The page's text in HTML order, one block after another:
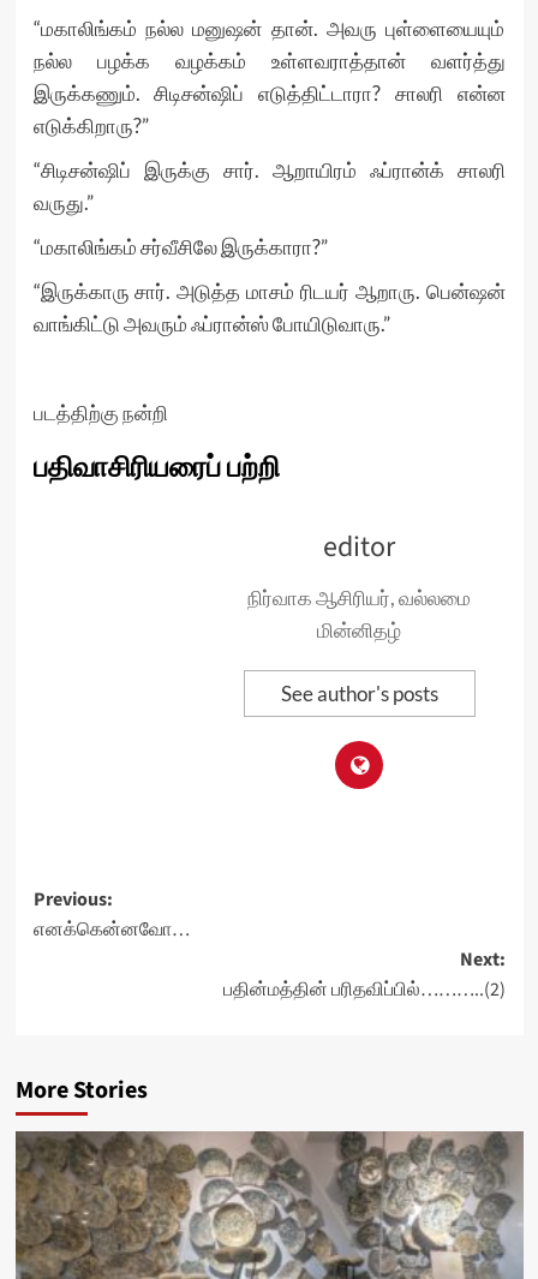
“மகாலிங்கம் நல்ல மனுஷன் தான். அவரு புள்ளையையும்
நல்ல பழக்க வழக்கம் உள்ளவராத்தான் வளர்த்து
இருக்கணும். சிடிசன்ஷிப் எடுத்திட்டாரா? சாலரி என்ன
எடுக்கிறாரு?”
“சிடிசன்ஷிப் இருக்கு சார். ஆறாயிரம் ஃப்ரான்க் சாலரி
வருது.”
“மகாலிங்கம் சர்வீசிலே இருக்காரா?”
“இருக்காரு சார். அடுத்த மாசம் ரிடயர் ஆறாரு. பென்ஷன்
வாங்கிட்டு அவரும் ஃப்ரான்ஸ் போயிடுவாரு.”
படத்திற்கு நன்றி
பதிவாசிரியரைப் பற்றி
editor
நிர்வாக ஆசிரியர், வல்லமை
மின்னிதழ்
See author's posts
Post
navigation
Previous:
எனக்கென்னவோ…
Next:
பதின்மத்தின் பரிதவிப்பில்………..(2)
More Stories